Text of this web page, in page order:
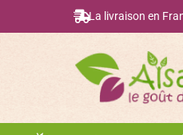
La livraison en